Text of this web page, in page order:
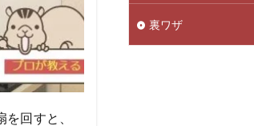
回すと、
裏ワザ